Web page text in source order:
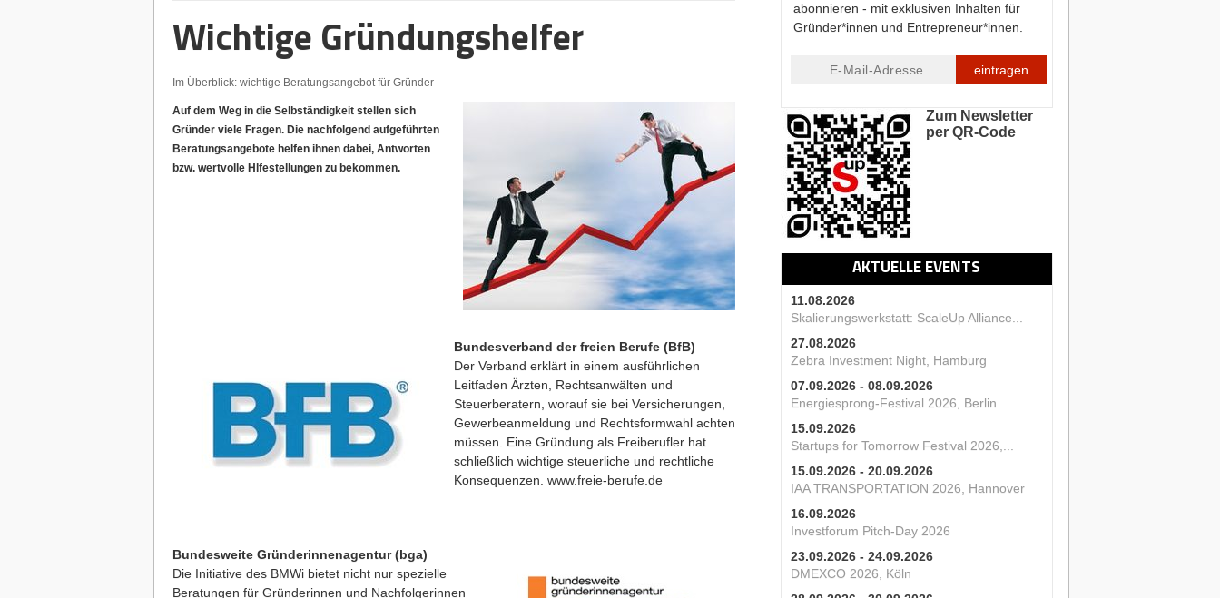
abonnieren - mit exklusiven Inhalten für
Gründer*innen und Entrepreneur*innen.
eintragen
Zum Newsletter
per QR-Code
AKTUELLE EVENTS
11.08.2026
Skalierungswerkstatt: ScaleUp Alliance...
27.08.2026
Zebra Investment Night, Hamburg
07.09.2026 - 08.09.2026
Energiesprong-Festival 2026, Berlin
15.09.2026
Startups for Tomorrow Festival 2026,...
15.09.2026 - 20.09.2026
IAA TRANSPORTATION 2026, Hannover
16.09.2026
Investforum Pitch-Day 2026
23.09.2026 - 24.09.2026
DMEXCO 2026, Köln
Wichtige Gründungshelfer
Im Überblick: wichtige Beratungsangebot für Gründer
Auf dem Weg in die Selbständigkeit stellen sich
Gründer viele Fragen. Die nachfolgend aufgeführten
Beratungsangebote helfen ihnen dabei, Antworten
bzw. wertvolle Hlfestellungen zu bekommen.
Bundesverband der freien Berufe (BfB)
Der Verband erklärt in einem ausführlichen
Leitfaden Ärzten, Rechtsanwälten und
Steuerberatern, worauf sie bei Versicherungen,
Gewerbeanmeldung und Rechtsformwahl achten
müssen. Eine Gründung als Freiberufler hat
schließlich wichtige steuerliche und rechtliche
Konsequenzen. www.freie-berufe.de
Bundesweite Gründerinnenagentur (bga)
Die Initiative des BMWi bietet nicht nur spezielle
Beratungen für Gründerinnen und Nachfolgerinnen